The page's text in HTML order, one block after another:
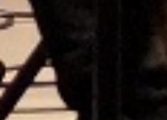
der 8. Jahrgangsstufe und ist
standardisiertes Instrument
Erfassung von
Fächern Deutsch,